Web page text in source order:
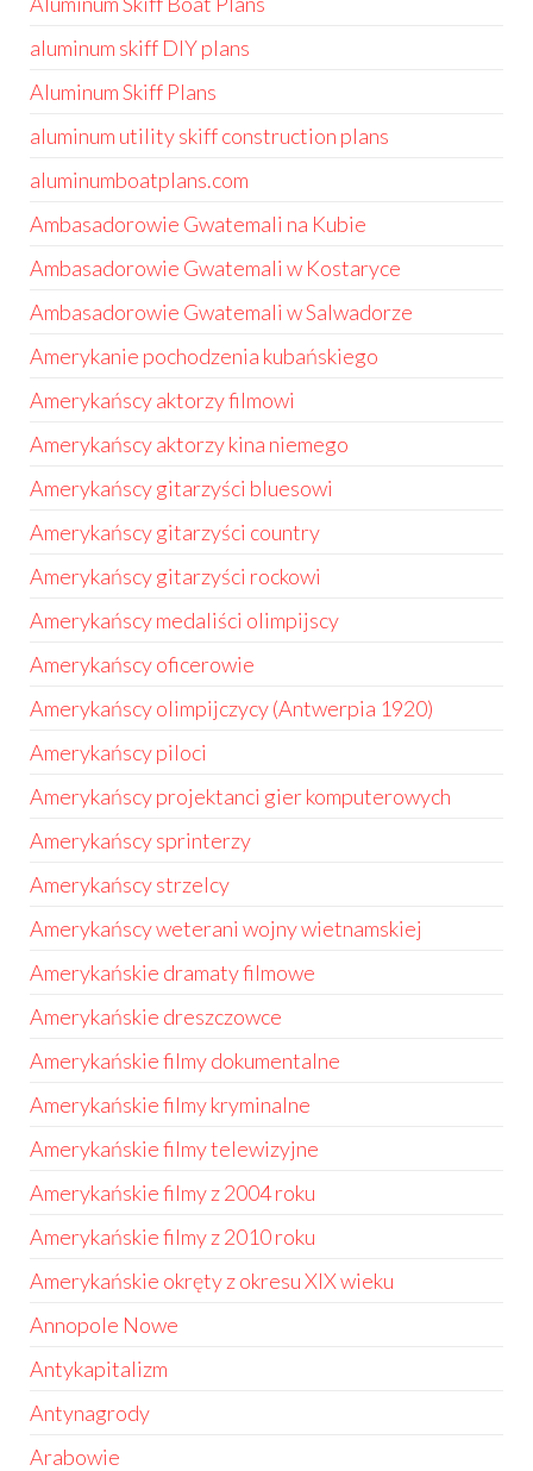
aluminum skiff DIY plans
Aluminum Skiff Plans
aluminum utility skiff construction plans
aluminumboatplans.com
Ambasadorowie Gwatemali na Kubie
Ambasadorowie Gwatemali w Kostaryce
Ambasadorowie Gwatemali w Salwadorze
Amerykanie pochodzenia kubańskiego
Amerykańscy aktorzy filmowi
Amerykańscy aktorzy kina niemego
Amerykańscy gitarzyści bluesowi
Amerykańscy gitarzyści country
Amerykańscy gitarzyści rockowi
Amerykańscy medaliści olimpijscy
Amerykańscy oficerowie
Amerykańscy olimpijczycy (Antwerpia 1920)
Amerykańscy piloci
Amerykańscy projektanci gier komputerowych
Amerykańscy sprinterzy
Amerykańscy strzelcy
Amerykańscy weterani wojny wietnamskiej
Amerykańskie dramaty filmowe
Amerykańskie dreszczowce
Amerykańskie filmy dokumentalne
Amerykańskie filmy kryminalne
Amerykańskie filmy telewizyjne
Amerykańskie filmy z 2004 roku
Amerykańskie filmy z 2010 roku
Amerykańskie okręty z okresu XIX wieku
Annopole Nowe
Antykapitalizm
Antynagrody
Arabowie